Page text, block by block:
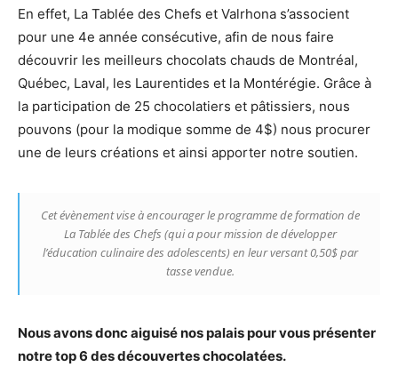
En effet, La Tablée des Chefs et Valrhona s’associent
pour une 4e année consécutive, afin de nous faire
découvrir les meilleurs chocolats chauds de Montréal,
Québec, Laval, les Laurentides et la Montérégie. Grâce à
la participation de 25 chocolatiers et pâtissiers, nous
pouvons (pour la modique somme de 4$) nous procurer
une de leurs créations et ainsi apporter notre soutien.
Cet évènement vise à encourager leprogramme de formation de
La Tablée des Chefs (qui a pourmission de développer
l’éducation culinaire des adolescents) en leur versant 0,50$ par
tasse vendue.
Nous avons donc aiguisé nos palais pour vous présenter
notre top 6 des découvertes chocolatées.